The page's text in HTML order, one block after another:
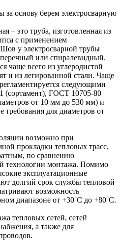
за основу берем электросварную
– это труба, изготовленная из
с применением
у электросварной трубы
или спиралевидный.
чаще всего из углеродистой
и из легированной стали. Чаще
следующими
(сортамент), ГОСТ 10705-80
от 10 мм до 530 мм) и
для диаметров от
возможно при
прокладки тепловых трасс,
по сравнению
технологии монтажа. Помимо
эксплуатационные
долгий срок службы тепловой
возможность
диапазоне от +30˚C до +80˚C.
тепловых сетей, сетей
а также для